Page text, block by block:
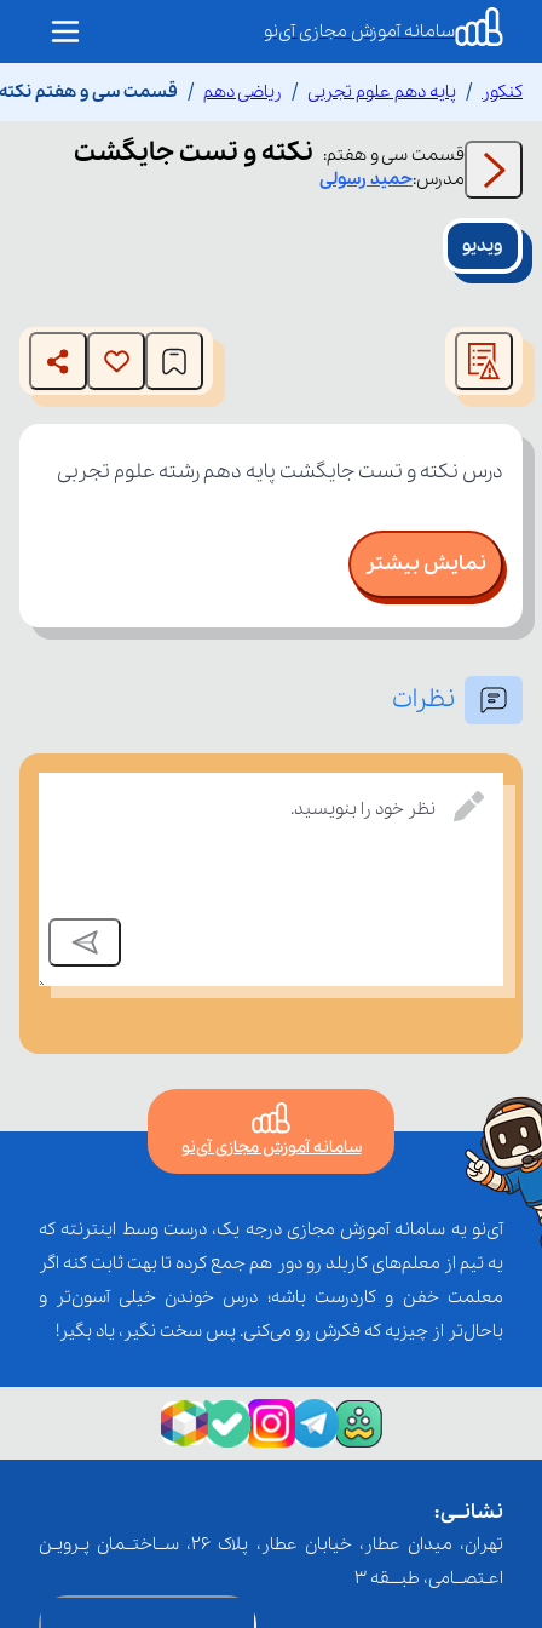
سامانه آموزش مجازی آی‌نو
کنکور پایه دهم علوم تجربی ریاضی دهم قسمت سی و هفتم
قسمت سی و هفتم: نکته و تست جایگشت
مدرس:حمید رسولی
ویدیو
modal
window.
The media could not be loaded, either because the server
or network failed or because the format is not supported.
درس نکته و تست جایگشت پایه دهم رشته علوم تجربی
نمایش بیشتر
نظرات
نظر خود را بنویسید.
سامانه آموزش مجازی آی‌نو
آی‌نو یه سامانه آموزش مجازی درجه یک، درست وسط اینترنته که
یه تیم از معلم‌‌های کاربلد رو دور هم جمع کرده تا بهت ثابت کنه اگر
معلمت خفن و کاردرست باشه؛ درس خوندن خیلی آسون‌تر و
باحال‌تر از چیزیه که فکرش رو می‌کنی. پس سخت نگیر، یاد بگیر!
نشانــی:
تهران، میدان عطار، خیابان عطار، پلاک 26، ســاختــمان پـرویـن
اعـتصــامی، طبـــقه 3